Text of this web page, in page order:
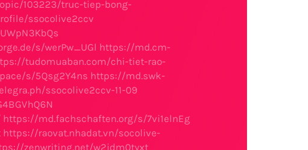
103223/truc-tiep-bong-
ssocolive2ccv
s/werPw_UGl https://md.cm-
tudomuaban.com/chi-tiet-rao-
s/5Qsg2Y4ns https://md.swk-
ssocolive2ccv-11-09
https://md.fachschaften.org/s/7vi1elnEg
https://raovat.nhadat.vn/socolive-
zenwriting.net/w2jdm0tyxt